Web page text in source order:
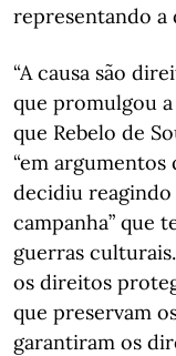
representando a
“A causa são
que promulgou a
que Rebelo de
“em argumentos
decidiu reagindo
campanha” que
guerras
os direitos
que preservam
garantiram os